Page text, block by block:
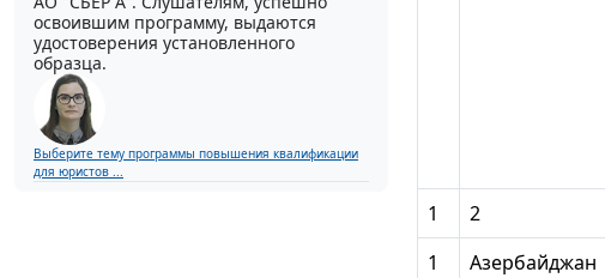
освоившим программу, выдаются
удостоверения установленного
образца.
Выберите тему программы повышения квалификации
для юристов ...
1 2
1
Азербайджан